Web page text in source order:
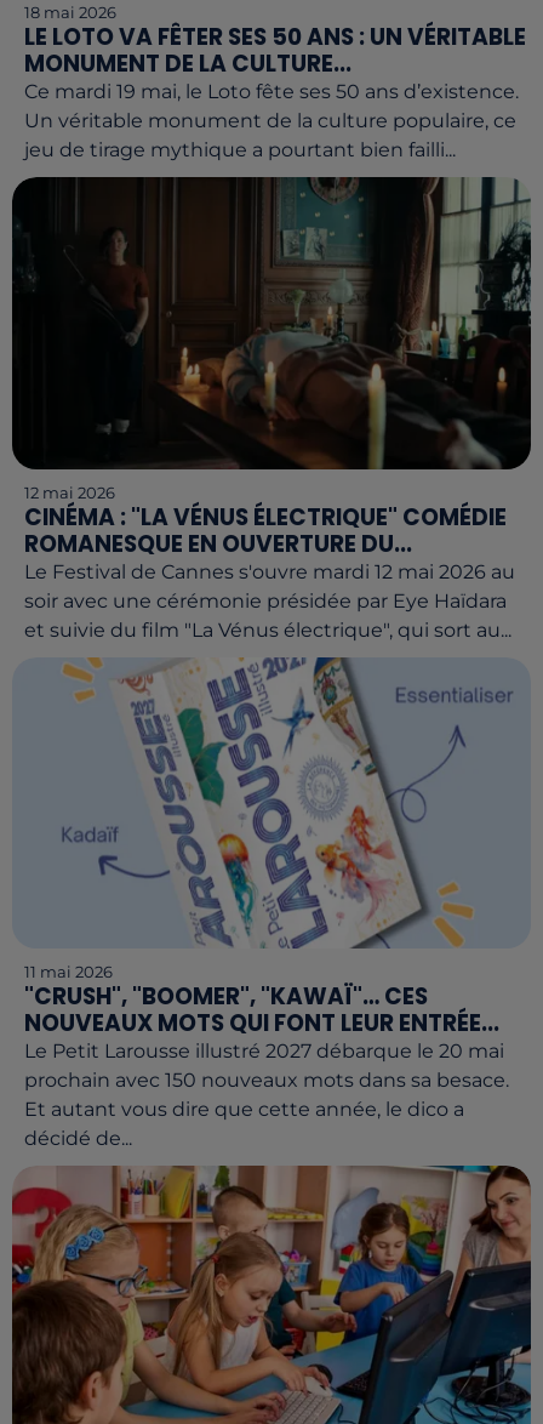
18 mai 2026
LE LOTO VA FÊTER SES 50 ANS : UN VÉRITABLE
MONUMENT DE LA CULTURE...
Ce mardi 19 mai, le Loto fête ses 50 ans d’existence.
Un véritable monument de la culture populaire, ce
jeu de tirage mythique a pourtant bien failli...
12 mai 2026
CINÉMA : "LA VÉNUS ÉLECTRIQUE" COMÉDIE
ROMANESQUE EN OUVERTURE DU...
Le Festival de Cannes s'ouvre mardi 12 mai 2026 au
soir avec une cérémonie présidée par Eye Haïdara
et suivie du film "La Vénus électrique", qui sort au...
11 mai 2026
"CRUSH", "BOOMER", "KAWAÏ"… CES
NOUVEAUX MOTS QUI FONT LEUR ENTRÉE...
Le Petit Larousse illustré 2027 débarque le 20 mai
prochain avec 150 nouveaux mots dans sa besace.
Et autant vous dire que cette année, le dico a
décidé de...